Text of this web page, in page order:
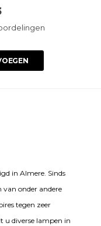
in Almere. Sinds
onder andere
tegen zeer
u diverse lampen in